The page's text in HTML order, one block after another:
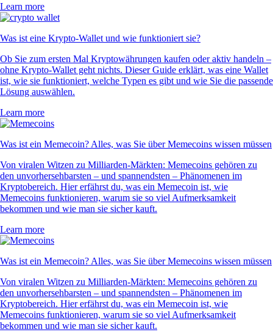
Learn more
Was ist eine Krypto-Wallet und wie funktioniert sie?
Ob Sie zum ersten Mal Kryptowährungen kaufen oder aktiv handeln –
ohne Krypto-Wallet geht nichts. Dieser Guide erklärt, was eine Wallet
ist, wie sie funktioniert, welche Typen es gibt und wie Sie die passende
Lösung auswählen.
Learn more
Was ist ein Memecoin? Alles, was Sie über Memecoins wissen müssen
Von viralen Witzen zu Milliarden-Märkten: Memecoins gehören zu
den unvorhersehbarsten – und spannendsten – Phänomenen im
Kryptobereich. Hier erfährst du, was ein Memecoin ist, wie
Memecoins funktionieren, warum sie so viel Aufmerksamkeit
bekommen und wie man sie sicher kauft.
Learn more
Was ist ein Memecoin? Alles, was Sie über Memecoins wissen müssen
Von viralen Witzen zu Milliarden-Märkten: Memecoins gehören zu
den unvorhersehbarsten – und spannendsten – Phänomenen im
Kryptobereich. Hier erfährst du, was ein Memecoin ist, wie
Memecoins funktionieren, warum sie so viel Aufmerksamkeit
bekommen und wie man sie sicher kauft.